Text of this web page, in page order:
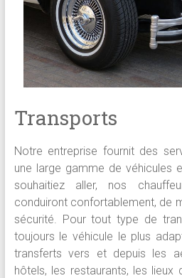
Transports
Notre entreprise fournit des
une large gamme de véhicules
souhaitiez aller, nos
conduiront confortablement, de
sécurité. Pour tout type de
toujours le véhicule le plus
transferts vers et depuis les
hôtels, les restaurants, les